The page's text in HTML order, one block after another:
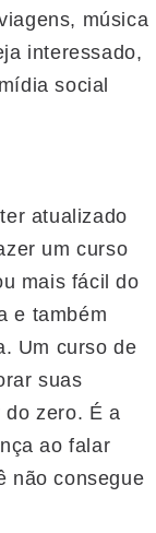
música
interessado,
social
atualizado
um curso
mais fácil do
e também
Um curso de
suas
do zero. É a
ao falar
não consegue